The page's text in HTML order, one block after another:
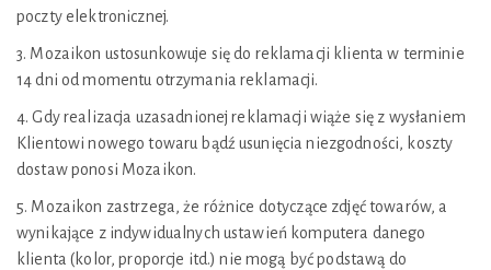
poczty elektronicznej.
3. Mozaikon ustosunkowuje się do reklamacji klienta w terminie
14 dni od momentu otrzymania reklamacji.
4. Gdy realizacja uzasadnionej reklamacji wiąże się z wysłaniem
Klientowi nowego towaru bądź usunięcia niezgodności, koszty
dostaw ponosi Mozaikon.
5. Mozaikon zastrzega, że różnice dotyczące zdjęć towarów, a
wynikające z indywidualnych ustawień komputera danego
klienta (kolor, proporcje itd.) nie mogą być podstawą do